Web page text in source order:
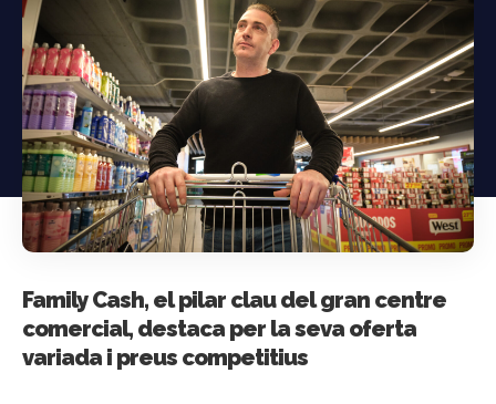
Family Cash, el pilar clau del gran centre
comercial, destaca per la seva oferta
variada i preus competitius